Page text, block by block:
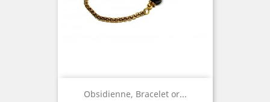
Obsidienne, Bracelet or...